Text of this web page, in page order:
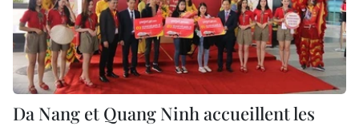
Da Nang et Quang Ninh accueillent les